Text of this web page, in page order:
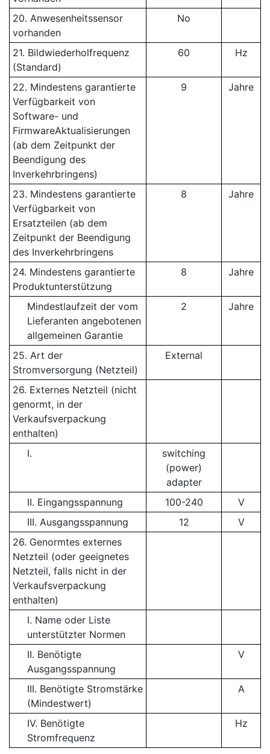
20. Anwesenheitssensor
vorhanden
No
21. Bildwiederholfrequenz
(Standard)
60 Hz
22. Mindestens garantierte
Verfügbarkeit von
Software- und
FirmwareAktualisierungen
(ab dem Zeitpunkt der
Beendigung des
Inverkehrbringens)
9 Jahre
23. Mindestens garantierte
Verfügbarkeit von
Ersatzteilen (ab dem
Zeitpunkt der Beendigung
des Inverkehrbringens
8 Jahre
24. Mindestens garantierte
Produktunterstützung
8 Jahre
Mindestlaufzeit der vom
Lieferanten angebotenen
allgemeinen Garantie
2 Jahre
25. Art der
Stromversorgung (Netzteil)
External
26. Externes Netzteil (nicht
genormt, in der
Verkaufsverpackung
enthalten)
I.
switching
(power)
adapter
II. Eingangsspannung
100-240
V
III. Ausgangsspannung
12
V
26. Genormtes externes
Netzteil (oder geeignetes
Netzteil, falls nicht in der
Verkaufsverpackung
enthalten)
I. Name oder Liste
unterstützter Normen
II. Benötigte
Ausgangsspannung
V
III. Benötigte Stromstärke
(Mindestwert)
A
IV. Benötigte
Stromfrequenz
Hz